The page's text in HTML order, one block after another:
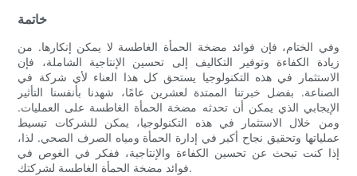
خاتمة
وفي الختام، فإن فوائد مضخة الحمأة الغاطسة لا يمكن إنكارها. من
زيادة الكفاءة وتوفير التكاليف إلى تحسين الإنتاجية الشاملة، فإن
الاستثمار في هذه التكنولوجيا يستحق كل هذا العناء لأي شركة في
الصناعة. بفضل خبرتنا الممتدة لعشرين عامًا، شهدنا بأنفسنا التأثير
الإيجابي الذي يمكن أن تحدثه مضخة الحمأة الغاطسة على العمليات.
ومن خلال الاستثمار في هذه التكنولوجيا، يمكن للشركات تبسيط
عملياتها وتحقيق نجاح أكبر في إدارة الحمأة ومياه الصرف الصحي. لذا،
إذا كنت تبحث عن تحسين الكفاءة والإنتاجية، ففكر في الغوص في
فوائد مضخة الحمأة الغاطسة لشركتك.